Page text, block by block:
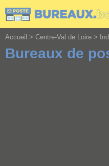
Accueil > Centre-Val de Loire >
Bureaux de